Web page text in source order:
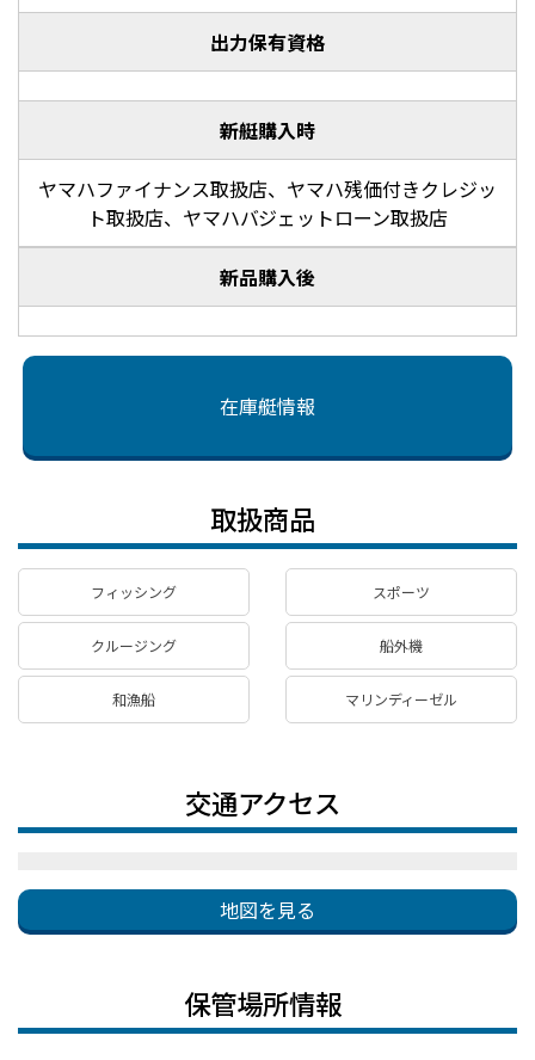
出力保有資格
新艇購入時
ヤマハファイナンス取扱店、ヤマハ残価付きクレジッ
ト取扱店、ヤマハバジェットローン取扱店
新品購入後
在庫艇情報
取扱商品
フィッシング スポーツ
クルージング 船外機
和漁船 マリンディーゼル
交通アクセス
地図を見る
保管場所情報